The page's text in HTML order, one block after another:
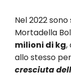
Nel 2022
Mortadella
milioni di kg,
allo stesso
cresciuta